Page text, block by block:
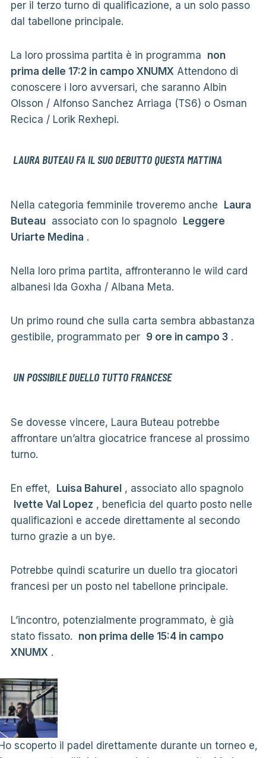
per il terzo turno di qualificazione, a un solo passo
dal tabellone principale.
La loro prossima partita è in programma non
prima delle 17:2 in campo XNUMX Attendono di
conoscere i loro avversari, che saranno Albin
Olsson / Alfonso Sanchez Arriaga (TS6) o Osman
Recica / Lorik Rexhepi.
LAURA BUTEAU FA IL SUO DEBUTTO QUESTA MATTINA
Nella categoria femminile troveremo anche Laura
Buteauassociato con lo spagnolo Leggere
Uriarte Medina .
Nella loro prima partita, affronteranno le wild card
albanesi Ida Goxha / Albana Meta.
Un primo round che sulla carta sembra abbastanza
gestibile, programmato per 9 ore in campo 3.
UN POSSIBILE DUELLO TUTTO FRANCESE
Se dovesse vincere, Laura Buteau potrebbe
affrontare un’altra giocatrice francese al prossimo
turno.
En effet, Luisa Bahurel, associato allo spagnolo
Ivette Val Lopez , beneficia del quarto posto nelle
qualificazioni e accede direttamente al secondo
turno grazie a un bye.
Potrebbe quindi scaturire un duello tra giocatori
francesi per un posto nel tabellone principale.
L’incontro, potenzialmente programmato, è già
stato fissato. non prima delle 15:4 in campo
XNUMX .
scoperto il padel direttamente durante un torneo e,